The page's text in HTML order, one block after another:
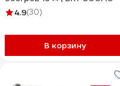
4.9(30)
В корзину